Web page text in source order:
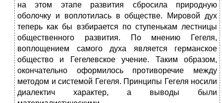
на этом этапе развития сбросила природную
оболочку и воплотилась в обществе. Мировой дух
теперь как бы взбирается по ступенькам лестницы
общественного развития. По мнению Гегеля,
воплощением самого духа является германское
общество и Гегелевское учение. Таким образом,
окончательно оформилось противоречие между
методом и системой Гегеля. Принципы Гегеля носили
диалектич характер, а выводы были